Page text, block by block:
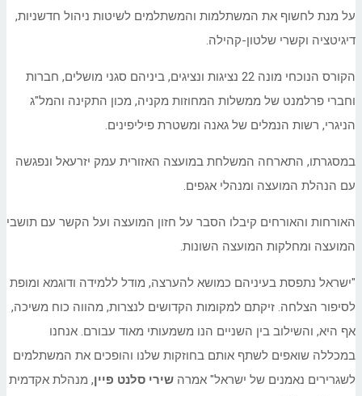
על מנת לחשוף את המשתלמות והמשתלמים לשיטות ניהול חדשניות,
דיגיטציה וקשרי שלטון-קהילה.
הקורס הנוכחי מונה 22 נציגות ונציגים, ביניהם סגני מושלים, חברות
וחברי פרלמנט של ממשלות המחוזות מקניה, מכון התקינה והמל"ג
הניגרי, רשות הנמלים של גאנה ומשטרת פיליפינים.
במסגרתו, התארחה המשלחת במועצה האזורית עמק יזרעאל ונפגשה
עם הנהלת המועצה ומנהלי אגפים.
האורחות והאורחים קיבלו הסבר על חזון המועצה ועל הקשר עם תושבי
המועצה ומחלקות המועצה השונות.
"ישראל נתפסת בעיניהם כמושא להערצה, מודל ללמידה ודוגמא ומופת
לסיפור הצלחה. זיקתם למקומות הקדושים לנצרות, מהווה כוח משיכה,
אף היא, והשילוב בין השניים הנו משמעותי מאוד עבורם. אנחנו
במכללה שואפים לשתף אותם בחוזקות שלנו והופכים את המשתלמים
לשגרירים נאמנים של ישראל" אמרה שירי סלנט פיין, מנהלת אקדמית